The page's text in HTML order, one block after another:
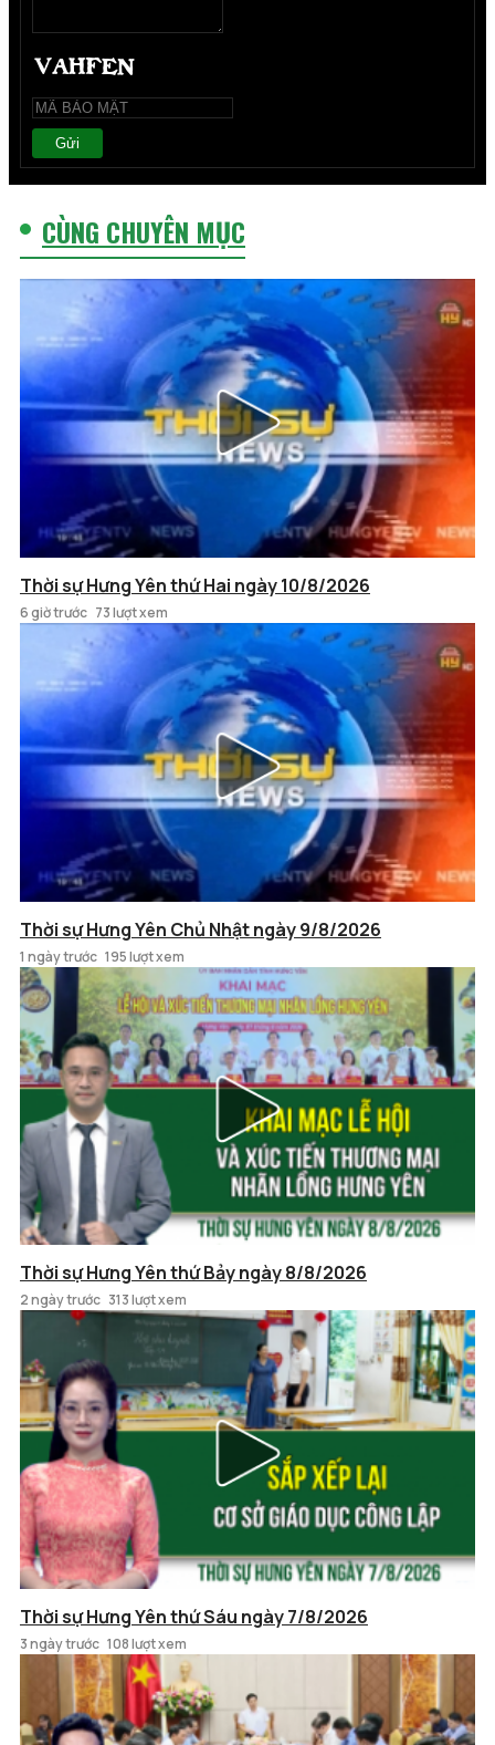
Gửi
CÙNG CHUYÊN MỤC
Thời sự Hưng Yên thứ Hai ngày 10/8/2026
6 giờ trước 73 lượt xem
Thời sự Hưng Yên Chủ Nhật ngày 9/8/2026
1 ngày trước 195 lượt xem
Thời sự Hưng Yên thứ Bảy ngày 8/8/2026
2 ngày trước 313 lượt xem
Thời sự Hưng Yên thứ Sáu ngày 7/8/2026
3 ngày trước 108 lượt xem